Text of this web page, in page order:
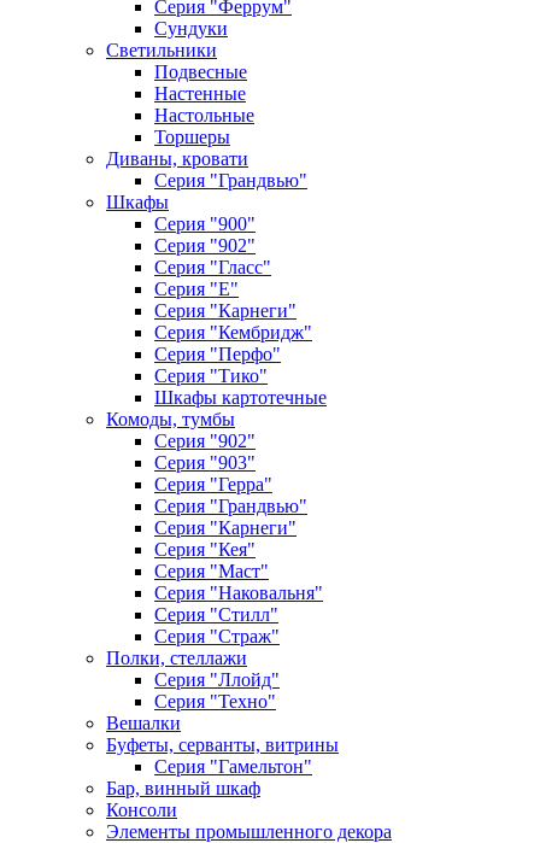
Серия "Феррум"
Сундуки
Светильники
Подвесные
Настенные
Настольные
Торшеры
Диваны, кровати
Серия "Грандвью"
Шкафы
Серия "900"
Серия "902"
Серия "Гласс"
Серия "Е"
Серия "Карнеги"
Серия "Кембридж"
Серия "Перфо"
Серия "Тико"
Шкафы картотечные
Комоды, тумбы
Серия "902"
Серия "903"
Серия "Герра"
Серия "Грандвью"
Серия "Карнеги"
Серия "Кея"
Серия "Маст"
Серия "Наковальня"
Серия "Стилл"
Серия "Страж"
Полки, стеллажи
Серия "Ллойд"
Серия "Техно"
Вешалки
Буфеты, серванты, витрины
Серия "Гамельтон"
Бар, винный шкаф
Консоли
Элементы промышленного декора